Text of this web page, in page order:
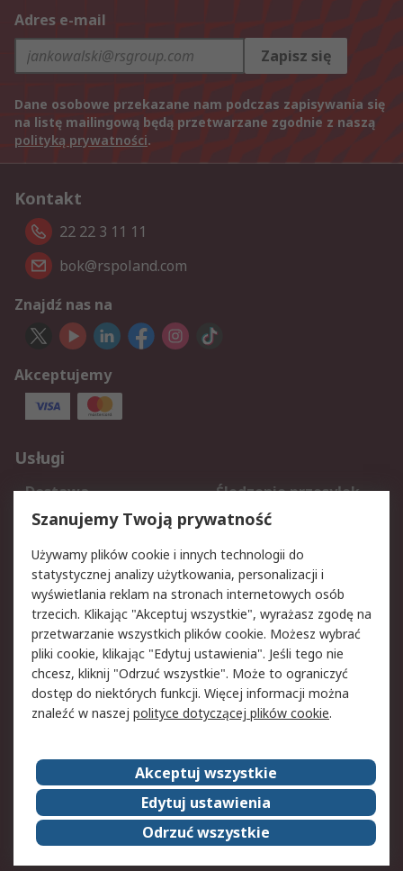
Adres e-mail
Zapisz się
Dane osobowe przekazane nam podczas zapisywania się
na listę mailingową będą przetwarzane zgodnie z naszą
polityką prywatności.
Kontakt
22 22 3 11 11
bok@rspoland.com
Znajdź nas na
Akceptujemy
Usługi
Dostawa
Śledzenie przesyłek
Reklamacje i zwroty
Rejestracja
Aspekty prawne
Bezpieczeństwo e-
maila
Polityka dotycząca
plików cookie
Polityka prywatności
Użytkowanie witryny
Zastrzeżenia prawne
Warunki Sprzedaży
Kontakt
O firmie RS
RS na świecie
Kariera
Nagrody dla RS
ESG
Szanujemy Twoją prywatność
Używamy plików cookie i innych technologii do
statystycznej analizy użytkowania, personalizacji i
wyświetlania reklam na stronach internetowych osób
trzecich. Klikając "Akceptuj wszystkie", wyrażasz zgodę na
przetwarzanie wszystkich plików cookie. Możesz wybrać
pliki cookie, klikając "Edytuj ustawienia". Jeśli tego nie
chcesz, kliknij "Odrzuć wszystkie". Może to ograniczyć
dostęp do niektórych funkcji. Więcej informacji można
znaleźć w naszej polityce dotyczącej plików cookie.
Akceptuj wszystkie
Edytuj ustawienia
Odrzuć wszystkie